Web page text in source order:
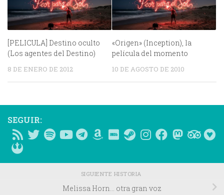
[PELICULA] Destino oculto
(Los agentes del Destino)
8 DE ENERO DE 2012
«Origen» (Inception), la
película del momento
10 DE AGOSTO DE 2010
SEGUIR:
SIGUIENTE HISTORIA
Melissa Horn… otra gran voz